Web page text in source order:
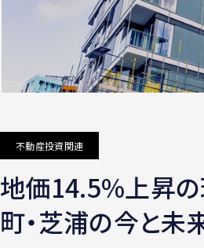
不動産投資関連
地価14.5%上昇
町・芝浦の今と未